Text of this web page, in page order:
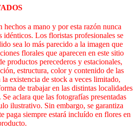
hechos a mano y por esta razón nunca
idénticos. Los floristas profesionales se
sea lo más parecido a la imagen que
florales que aparecen en este sitio
productos perecederos y estacionales,
estructura, color y contenido de las
existencia de stock a veces limitado,
de trabajar en las distintas localidades
aclara que las fotografías presentadas
ilustrativo. Sin embargo, se garantiza
paga siempre estará incluído en flores en